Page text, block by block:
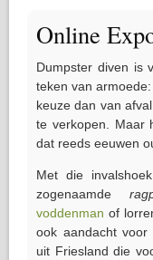
Online
Dumpster diven is
teken van
keuze dan van
te verkopen. Maar
dat reeds eeuwen
Met die
zogenaamde
voddenman of
ook aandacht voor
uit Friesland die